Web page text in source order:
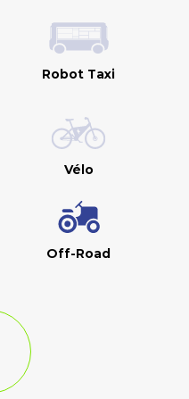
Robot Taxi
Vélo
Off-Road